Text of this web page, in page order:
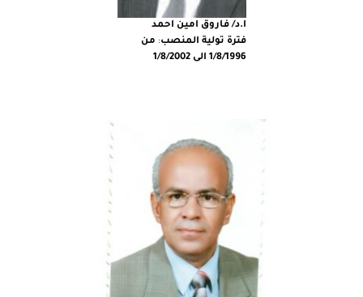
ا.د/ فاروق امين احمد
فترة تولية المنصب: من
1/8/1996 الى 1/8/2002